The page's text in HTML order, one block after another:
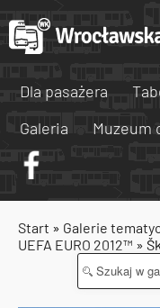
Dla pasażera
Galeria
Muzeum
Start » Galerie
UEFA EURO 2012™ »